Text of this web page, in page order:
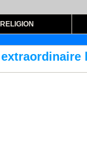
RELIGION
prochain